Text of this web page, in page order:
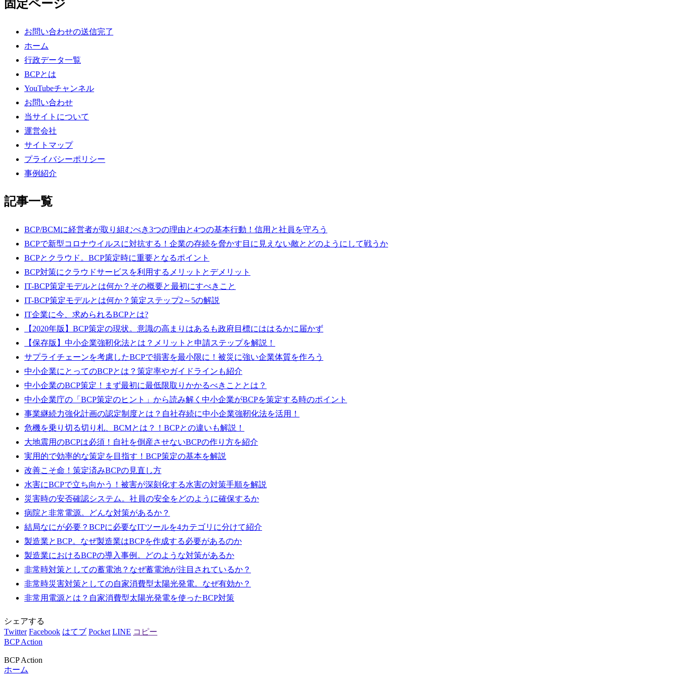
固定ページ
お問い合わせの送信完了
ホーム
行政データ一覧
BCPとは
YouTubeチャンネル
お問い合わせ
当サイトについて
運営会社
サイトマップ
プライバシーポリシー
事例紹介
記事一覧
BCP/BCMに経営者が取り組むべき3つの理由と4つの基本行動！信用と社員を守ろう
BCPで新型コロナウイルスに対抗する！企業の存続を脅かす目に見えない敵とどのようにして戦うか
BCPとクラウド。BCP策定時に重要となるポイント
BCP対策にクラウドサービスを利用するメリットとデメリット
IT-BCP策定モデルとは何か？その概要と最初にすべきこと
IT-BCP策定モデルとは何か？策定ステップ2～5の解説
IT企業に今、求められるBCPとは?
【2020年版】BCP策定の現状。意識の高まりはあるも政府目標にははるかに届かず
【保存版】中小企業強靭化法とは？メリットと申請ステップを解説！
サプライチェーンを考慮したBCPで損害を最小限に！被災に強い企業体質を作ろう
中小企業にとってのBCPとは？策定率やガイドラインも紹介
中小企業のBCP策定！まず最初に最低限取りかかるべきこととは？
中小企業庁の「BCP策定のヒント」から読み解く中小企業がBCPを策定する時のポイント
事業継続力強化計画の認定制度とは？自社存続に中小企業強靭化法を活用！
危機を乗り切る切り札、BCMとは？！BCPとの違いも解説！
大地震用のBCPは必須！自社を倒産させないBCPの作り方を紹介
実用的で効率的な策定を目指す！BCP策定の基本を解説
改善こそ命！策定済みBCPの見直し方
水害にBCPで立ち向かう！被害が深刻化する水害の対策手順を解説
災害時の安否確認システム。社員の安全をどのように確保するか
病院と非常電源。どんな対策があるか？
結局なにが必要？BCPに必要なITツールを4カテゴリに分けて紹介
製造業とBCP。なぜ製造業はBCPを作成する必要があるのか
製造業におけるBCPの導入事例。どのような対策があるか
非常時対策としての蓄電池？なぜ蓄電池が注目されているか？
非常時災害対策としての自家消費型太陽光発電。なぜ有効か？
非常用電源とは？自家消費型太陽光発電を使ったBCP対策
シェアする
Twitter Facebook はてブ Pocket LINE コピー
BCP Action
BCP Action
ホーム